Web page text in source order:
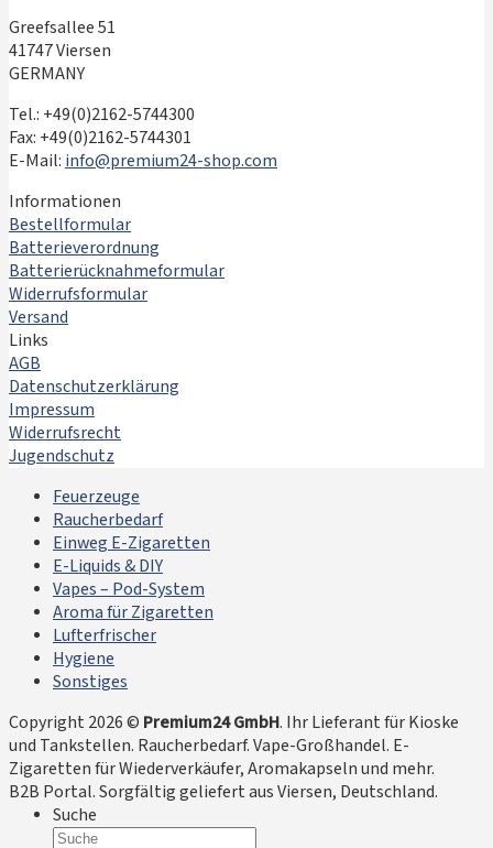
Greefsallee 51
41747 Viersen
GERMANY
Tel.: +49(0)2162-5744300
Fax: +49(0)2162-5744301
E-Mail: info@premium24-shop.com
Informationen
Bestellformular
Batterieverordnung
Batterierücknahmeformular
Widerrufsformular
Versand
Links
AGB
Datenschutzerklärung
Impressum
Widerrufsrecht
Jugendschutz
Feuerzeuge
Raucherbedarf
Einweg E-Zigaretten
E-Liquids & DIY
Vapes – Pod-System
Aroma für Zigaretten
Lufterfrischer
Hygiene
Sonstiges
Copyright 2026 © Premium24 GmbH. Ihr Lieferant für Kioske
und Tankstellen. Raucherbedarf. Vape-Großhandel. E-
Zigaretten für Wiederverkäufer, Aromakapseln und mehr.
B2B Portal. Sorgfältig geliefert aus Viersen, Deutschland.
Suche